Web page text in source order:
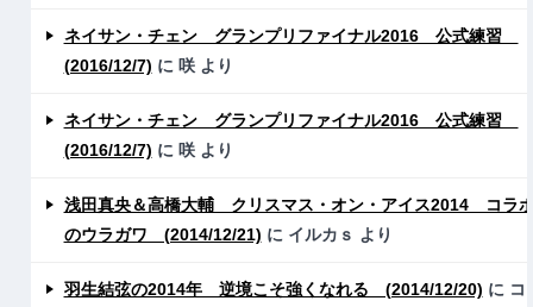
ネイサン・チェン グランプリファイナル2016 公式練習
(2016/12/7) に 咲より
ネイサン・チェン グランプリファイナル2016 公式練習
(2016/12/7) に 咲より
浅田真央＆高橋大輔 クリスマス・オン・アイス2014 コラ
のウラガワ (2014/12/21) に イルカｓ より
羽生結弦の2014年 逆境こそ強くなれる (2014/12/20) に コ